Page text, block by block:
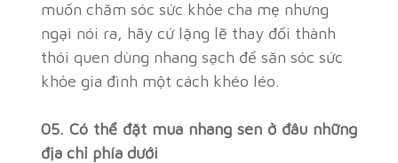
muốn chăm sóc sức khỏe cha mẹ nhưng
ngại nói ra, hãy cứ lặng lẽ thay đổi thành
thói quen dùng nhang sạch để săn sóc sức
khỏe gia đình một cách khéo léo.
05. Có thể đặt mua nhang sen ở đâu những
địa chỉ phía dưới